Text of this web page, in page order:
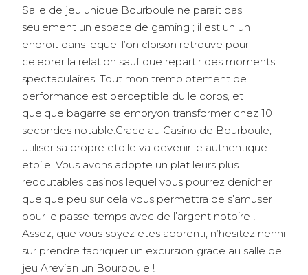
Salle de jeu unique Bourboule ne parait pas
seulement un espace de gaming ; il est un un
endroit dans lequel l’on cloison retrouve pour
celebrer la relation sauf que repartir des moments
spectaculaires. Tout mon tremblotement de
performance est perceptible du le corps, et
quelque bagarre se embryon transformer chez 10
secondes notable.Grace au Casino de Bourboule,
utiliser sa propre etoile va devenir le authentique
etoile. Vous avons adopte un plat leurs plus
redoutables casinos lequel vous pourrez denicher
quelque peu sur cela vous permettra de s’amuser
pour le passe-temps avec de l’argent notoire !
Assez, que vous soyez etes apprenti, n’hesitez nenni
sur prendre fabriquer un excursion grace au salle de
jeu Arevian un Bourboule !